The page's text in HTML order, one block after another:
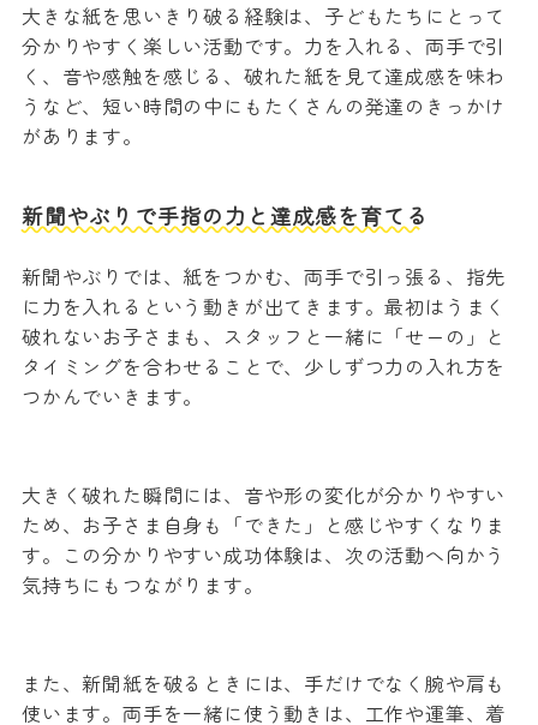
大きな紙を思いきり破る経験は、子どもたちにとって
分かりやすく楽しい活動です。力を入れる、両手で引
く、音や感触を感じる、破れた紙を見て達成感を味わ
うなど、短い時間の中にもたくさんの発達のきっかけ
があります。
新聞やぶりで手指の力と達成感を育てる
新聞やぶりでは、紙をつかむ、両手で引っ張る、指先
に力を入れるという動きが出てきます。最初はうまく
破れないお子さまも、スタッフと一緒に「せーの」と
タイミングを合わせることで、少しずつ力の入れ方を
つかんでいきます。
大きく破れた瞬間には、音や形の変化が分かりやすい
ため、お子さま自身も「できた」と感じやすくなりま
す。この分かりやすい成功体験は、次の活動へ向かう
気持ちにもつながります。
また、新聞紙を破るときには、手だけでなく腕や肩も
使います。両手を一緒に使う動きは、工作や運筆、着